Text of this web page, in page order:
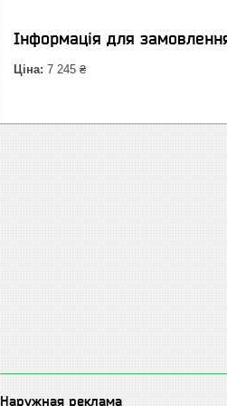
Інформація для
Ціна: 7 245 ₴
Наружная реклама